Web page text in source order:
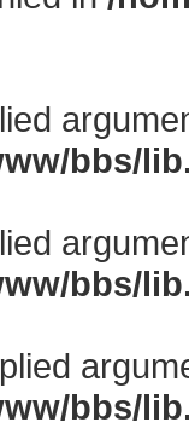
bbs/
bbs/
bbs/